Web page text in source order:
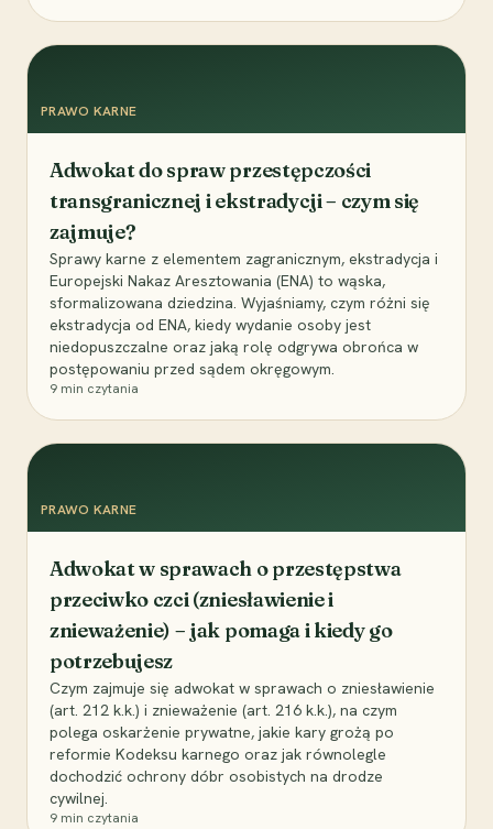
PRAWO KARNE
Adwokat do spraw przestępczości
transgranicznej i ekstradycji – czym się
zajmuje?
Sprawy karne z elementem zagranicznym, ekstradycja i
Europejski Nakaz Aresztowania (ENA) to wąska,
sformalizowana dziedzina. Wyjaśniamy, czym różni się
ekstradycja od ENA, kiedy wydanie osoby jest
niedopuszczalne oraz jaką rolę odgrywa obrońca w
postępowaniu przed sądem okręgowym.
9 min czytania
PRAWO KARNE
Adwokat w sprawach o przestępstwa
przeciwko czci (zniesławienie i
znieważenie) – jak pomaga i kiedy go
potrzebujesz
Czym zajmuje się adwokat w sprawach o zniesławienie
(art. 212 k.k.) i znieważenie (art. 216 k.k.), na czym
polega oskarżenie prywatne, jakie kary grożą po
reformie Kodeksu karnego oraz jak równolegle
dochodzić ochrony dóbr osobistych na drodze
cywilnej.
9 min czytania